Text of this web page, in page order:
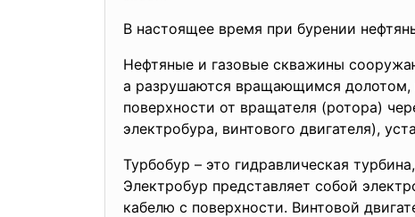
В настоящее время при бурении
Нефтяные и газовые скважины
а разрушаются вращающимся долотом,
поверхности от вращателя (ротора)
электробура, винтового двигателя),
Турбобур – это гидравлическая
Электробур представляет собой
кабелю с поверхности. Винтовой